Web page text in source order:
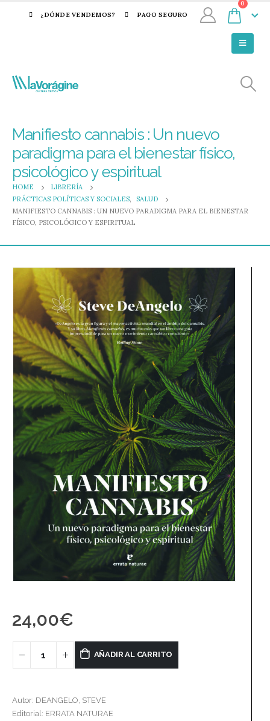
¿DÓNDE VENDEMOS? PAGO SEGURO
0
Manifiesto cannabis : Un nuevo
paradigma para el bienestar físico,
psicológico y espiritual
HOME
LIBRERÍA
PRÁCTICAS POLÍTICAS Y SOCIALES,
SALUD
MANIFIESTO CANNABIS : UN NUEVO PARADIGMA PARA EL BIENESTAR
FÍSICO, PSICOLÓGICO Y ESPIRITUAL
24,00€
AÑADIR AL CARRITO
Autor: DEANGELO, STEVE
Editorial: ERRATA NATURAE